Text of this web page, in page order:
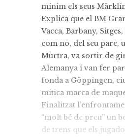
mínim els seus
Explica que el BM
Vacca, Barbany,
com no, del seu pare,
Murtra, va sortir de
Alemanya i van fer
fonda a Göppingen,
mítica marca de
Finalitzat
“molt bé de preu” un
de trens que els